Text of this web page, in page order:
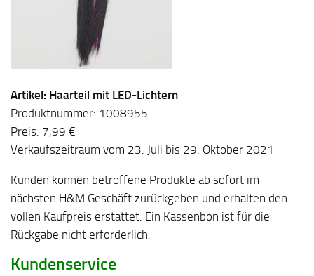
Artikel: Haarteil mit LED-Lichtern
Produktnummer: 1008955
Preis: 7,99 €
Verkaufszeitraum vom 23. Juli bis 29. Oktober 2021
Kunden können betroffene Produkte ab sofort im
nächsten H&M Geschäft zurückgeben und erhalten den
vollen Kaufpreis erstattet. Ein Kassenbon ist für die
Rückgabe nicht erforderlich.
Kundenservice